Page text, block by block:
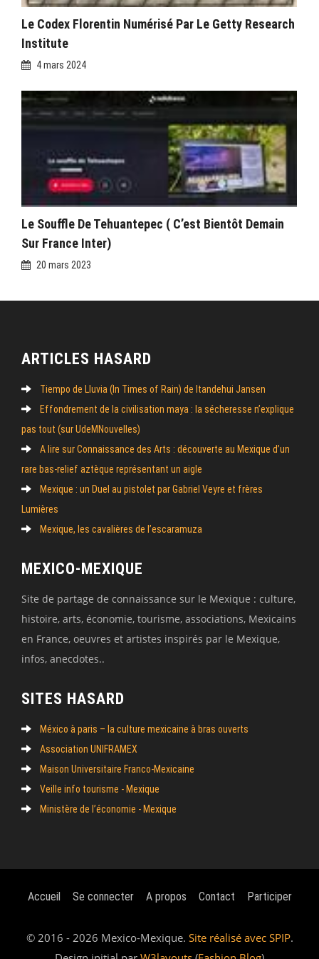
Le Codex Florentin Numérisé Par Le Getty Research
Institute
4 mars 2024
Le Souffle De Tehuantepec ( C’est Bientôt Demain
Sur France Inter)
20 mars 2023
ARTICLES HASARD
Tiempo de Lluvia (In Times of Rain) de Itandehui Jansen
Effondrement de la civilisation maya : la sécheresse n’explique
pas tout (sur UdeMNouvelles)
A lire sur Connaissance des Arts : découverte au Mexique d’un
rare bas-relief aztèque représentant un aigle
Mexique : un Duel au pistolet par Gabriel Veyre et frères
Lumières
Mexique, les cavalières de l’escaramuza
MEXICO-MEXIQUE
Site de partage de connaissance sur le Mexique : culture,
histoire, arts, économie, tourisme, associations, Mexicains
en France, oeuvres et artistes inspirés par le Mexique,
infos, anecdotes..
SITES HASARD
México à paris – la culture mexicaine à bras ouverts
Association UNIFRAMEX
Maison Universitaire Franco-Mexicaine
Veille info tourisme - Mexique
Ministère de l’économie - Mexique
Accueil Se connecter A propos Contact Participer
© 2016 - 2026 Mexico-Mexique. Site réalisé avec SPIP.